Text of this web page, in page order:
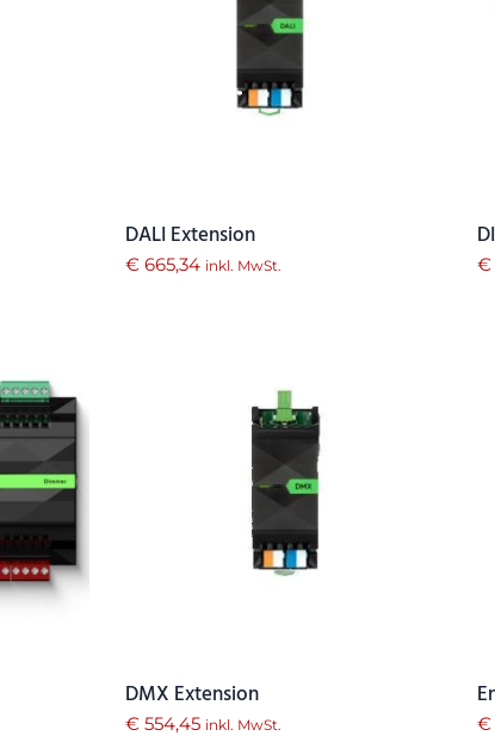
DALI Extension
€ 665,34 inkl. MwSt. €
DMX Extension
€ 554,45 inkl. MwSt. €